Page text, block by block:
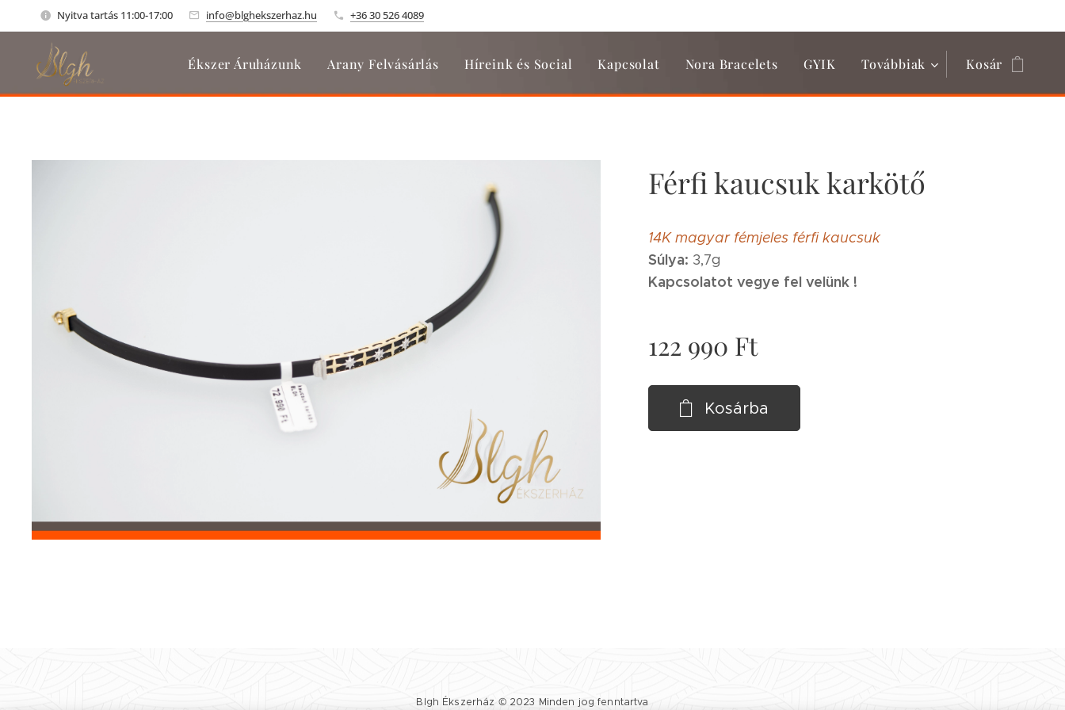
Nyitva tartás 11:00-17:00 info@blghekszerhaz.hu +36 30 526 4089
Ékszer Áruházunk Arany Felvásárlás Híreink és Social Kapcsolat Nora Bracelets GYIK Továbbiak Kosár
Férfi kaucsuk karkötő
14K magyar fémjeles férfi kaucsuk
Súlya: 3,7g
Kapcsolatot vegye fel velünk !
122 990 Ft
Kosárba
Blgh Ékszerház © 2023 Minden jog fenntartva